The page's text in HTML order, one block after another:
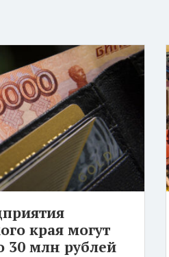
края могут
30 млн рублей